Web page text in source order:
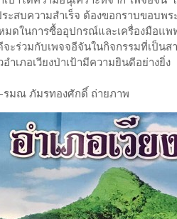
ะสบความสำเร็จ ต้องขอกราบขอบ
มดในการซื้ออุปกรณ์และเครื่องมือแ
จะร่วมกับเพจจอีจันในกิจกรรมที่เป็น
เภอเวียงป่าเป้ามีความยินดีอย่างยิ่ง
รมณ ภัมรทองศักดิ์ ถ่ายภาพ